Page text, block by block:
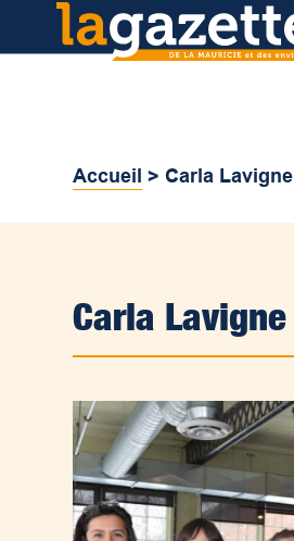
Accueil >Carla Lavigne
Carla Lavigne